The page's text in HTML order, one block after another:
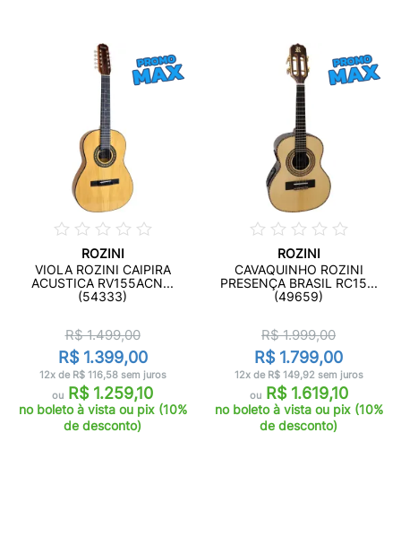
ROZINI
VIOLA ROZINI CAIPIRA
ACUSTICA RV155ACN...
(54333)
R$ 1.499,00
R$ 1.399,00
12x de R$ 116,58 sem juros
ou R$ 1.259,10
no boleto à vista ou pix (10%
de desconto)
ROZINI
CAVAQUINHO ROZINI
PRESENÇA BRASIL RC15...
(49659)
R$ 1.999,00
R$ 1.799,00
12x de R$ 149,92 sem juros
ouR$ 1.619,10
no boleto à vista ou pix (10%
de desconto)